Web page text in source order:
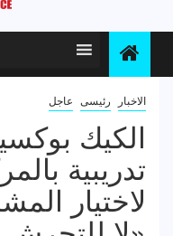
الاخبار رئيسى عاجل
الكيك
تدريبية
لاختيار